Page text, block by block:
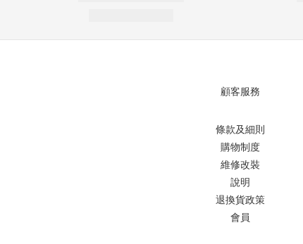
顧客服務
條款及細則
購物制度
維修改裝
說明
退換貨政策
會員